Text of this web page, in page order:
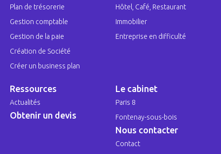
Plan de trésorerie
Gestion comptable
Gestion de la paie
Création de Société
Créer un business plan
Hôtel, Café, Restaurant
Immobilier
Entreprise en difficulté
Ressources
Actualités
Obtenir un devis
Le cabinet
Paris 8
Fontenay-sous-bois
Nous contacter
Contact